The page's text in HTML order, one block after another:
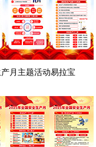
月主题活动易拉宝